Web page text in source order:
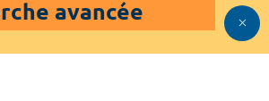
avancée